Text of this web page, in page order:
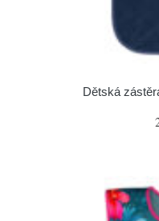
Dětská